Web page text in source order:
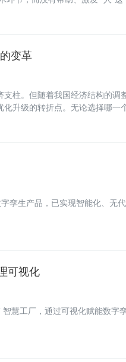
变革
柱。但随着我国经济结构的调
升级的转折点。无论选择哪一
孪生产品，已实现智能化、无
可视化
慧工厂，通过可视化赋能数字